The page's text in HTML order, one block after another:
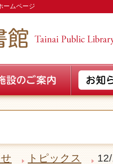
ームページ
トピックス